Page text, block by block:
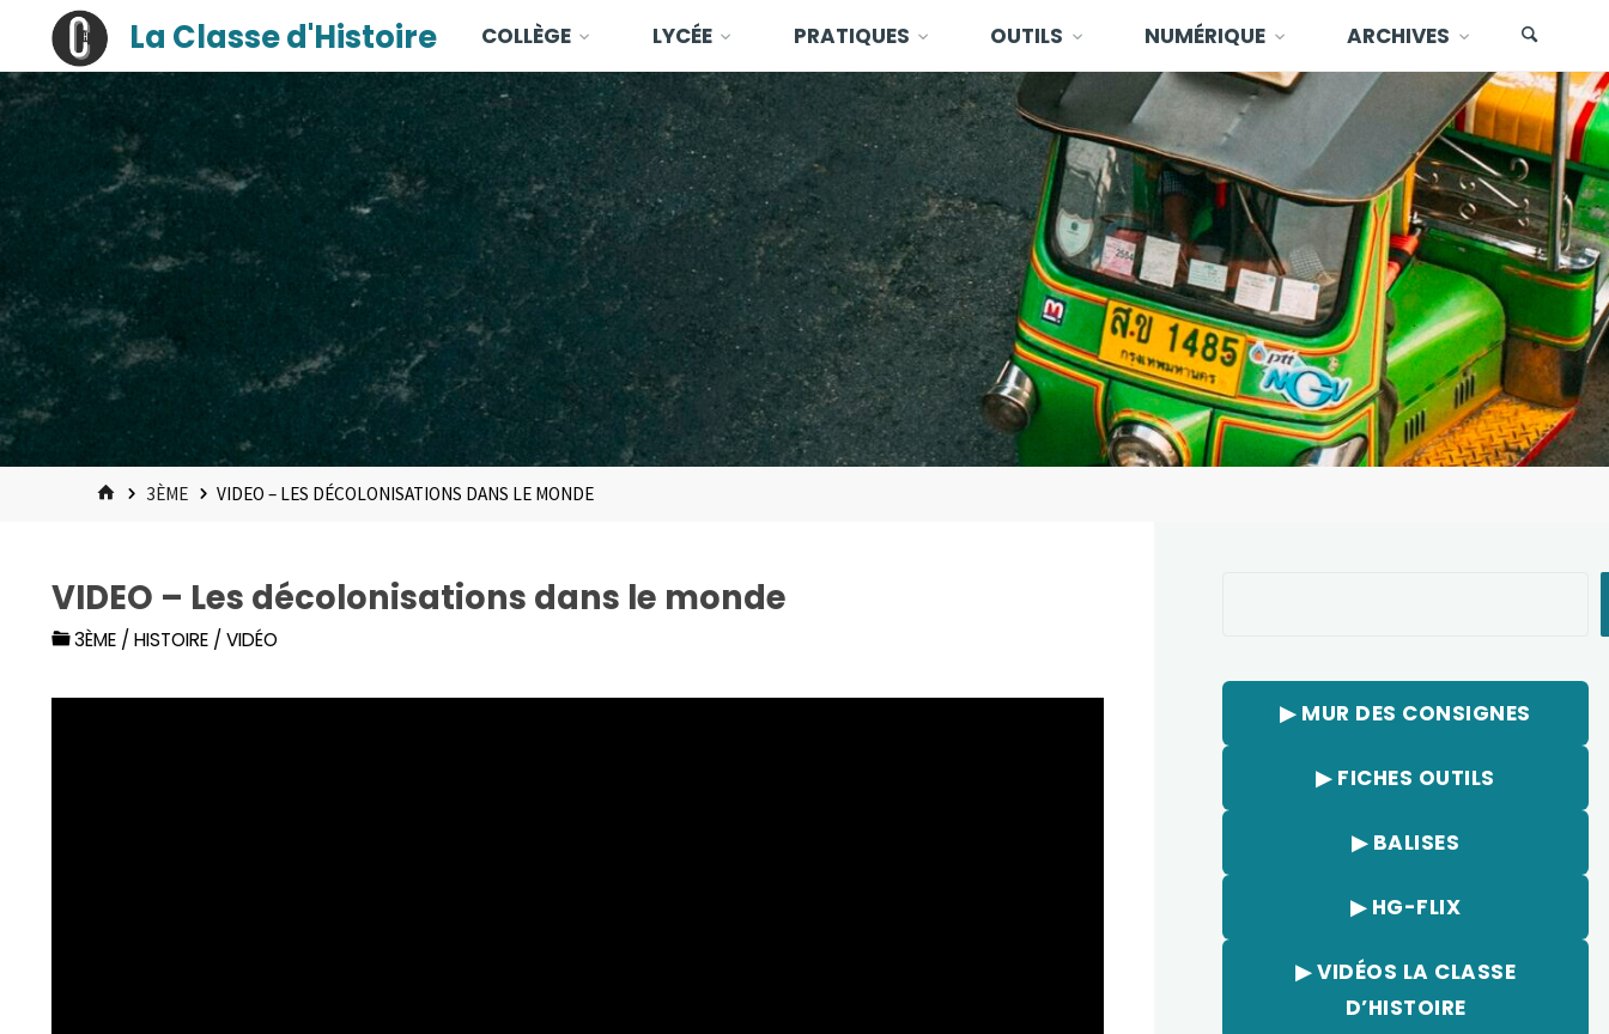
content
principal
La Classe d'Histoire COLLÈGE LYCÉE PRATIQUES OUTILS NUMÉRIQUE ARCHIVES
HOME3ÈME VIDEO – LES DÉCOLONISATIONS DANS LE MONDE
VIDEO – Les décolonisations dans le monde
3ÈME / HISTOIRE / VIDÉO
▶︎ MUR DES CONSIGNES
▶︎ FICHES OUTILS
▶︎ BALISES
▶︎ HG-FLIX
▶︎ VIDÉOS LA CLASSE
D’HISTOIRE